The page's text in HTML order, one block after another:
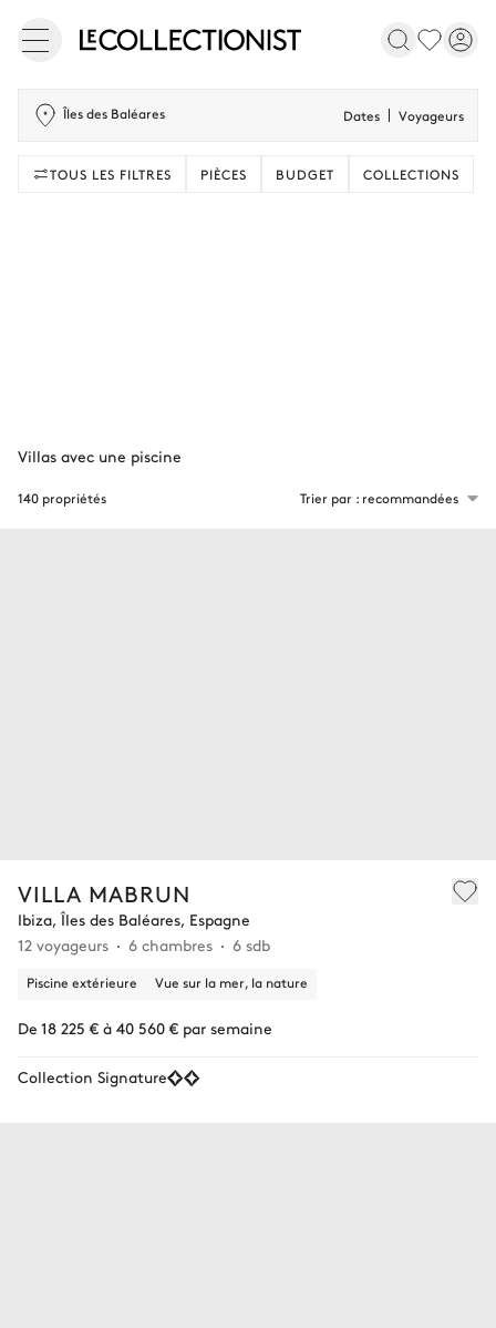
Îles des Baléares Dates Voyageurs
TOUS LES FILTRES PIÈCES BUDGET COLLECTIONS
VILLA MABRUN
Ibiza, Îles des Baléares, Espagne
12 voyageurs
6 chambres 6 sdb
Piscine extérieure Vue sur la mer, la nature
De 18 225 € à 40 560 € par semaine
Collection Signature
140 propriétés Trier par : recommandées
Villas avec une piscine